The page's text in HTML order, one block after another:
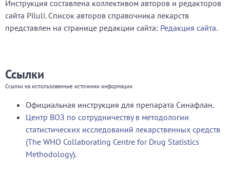
Инструкция составлена коллективом авторов и редакторов
сайта Piluli. Список авторов справочника лекарств
представлен на странице редакции сайта: Редакция сайта.
Ссылки
Ссылки на использованные источники информации.
Официальная инструкция для препарата Синафлан.
Центр ВОЗ по сотрудничеству в методологии
статистических исследований лекарственных средств
(The WHO Collaborating Centre for Drug Statistics
Methodology).